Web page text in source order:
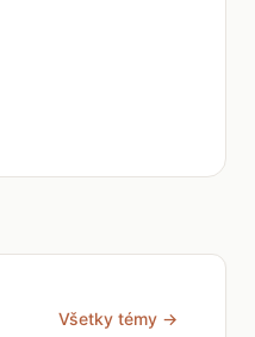
Všetky témy →